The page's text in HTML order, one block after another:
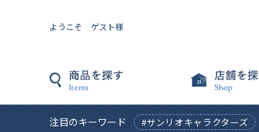
ようこそ ゲスト様
注目のキーワード #サンリオキャラクターズ